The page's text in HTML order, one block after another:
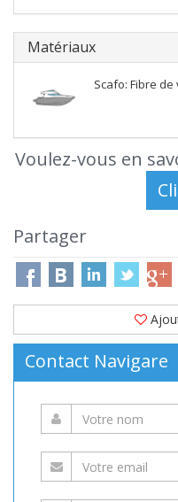
Matériaux
Scafo: Fibre de
Voulez-vous en
Partager
Contact Navigare